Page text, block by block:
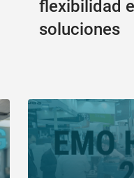
flexibilidad
soluciones